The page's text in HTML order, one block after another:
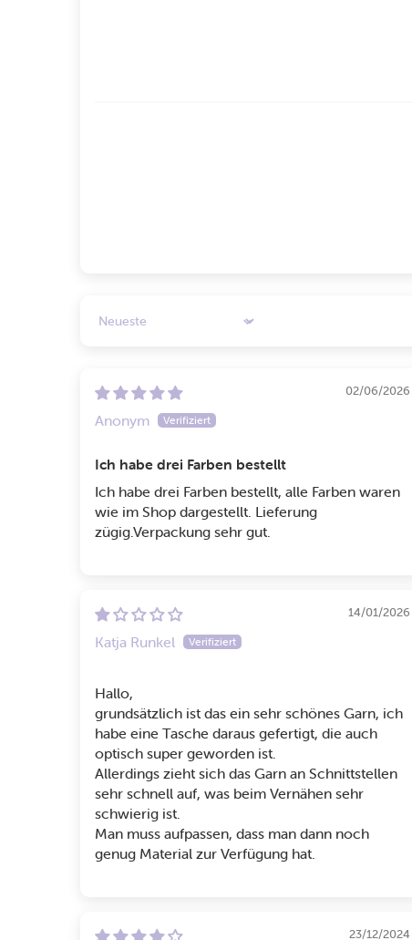
Sort by
02/06/2026
Anonym
Ich habe drei Farben bestellt
Ich habe drei Farben bestellt, alle Farben waren
wie im Shop dargestellt. Lieferung
zügig.Verpackung sehr gut.
14/01/2026
Katja Runkel
Hallo,
grundsätzlich ist das ein sehr schönes Garn, ich
habe eine Tasche daraus gefertigt, die auch
optisch super geworden ist.
Allerdings zieht sich das Garn an Schnittstellen
sehr schnell auf, was beim Vernähen sehr
schwierig ist.
Man muss aufpassen, dass man dann noch
genug Material zur Verfügung hat.
23/12/2024